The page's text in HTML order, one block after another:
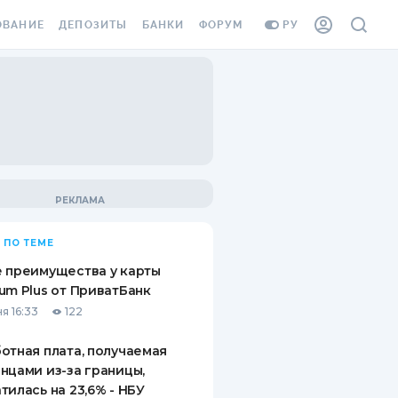
РУ
ВИНЬЕТКА
СОТРУДНИКОВ
ОТ
СЛУЧАЕВ
ДЕПОЗИТЫ
ВОПРОСЫ И ОТВЕТЫ
ПУТЕВОДИТЕЛИ ПО
БАНКИ ФОРУМ
ПО ТЕМЕ
преимущества у карты
Plus от ПриватБанк
16:33 122
плата, получаемая
из-за границы,
на 23,6% - НБУ